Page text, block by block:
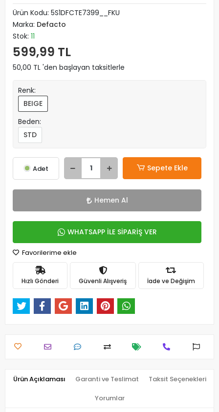
Ürün Kodu: 5S1DFCTE7399__FKU
Marka: Defacto
Stok: 11
599,99 TL
50,00 TL 'den başlayan taksitlerle
Renk:
BEIGE
Beden:
STD
Adet Sepete Ekle
Hemen Al
WHATSAPP İLE SİPARİŞ VER
Favorilerime ekle
Hızlı Gönderi Güvenli Alışveriş İade ve Değişim
Ürün Açıklaması Garanti ve Teslimat Taksit Seçenekleri
Yorumlar